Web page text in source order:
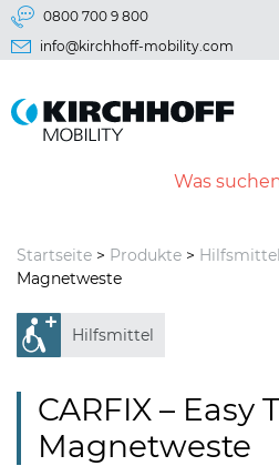
Springe direkt zu:
Hauptmenü
0800 700 9 800
info@kirchhoff-mobility.com
Startseite > Produkte > Hilfsmittel
Magnetweste
Hilfsmittel
CARFIX – Easy
Magnetweste